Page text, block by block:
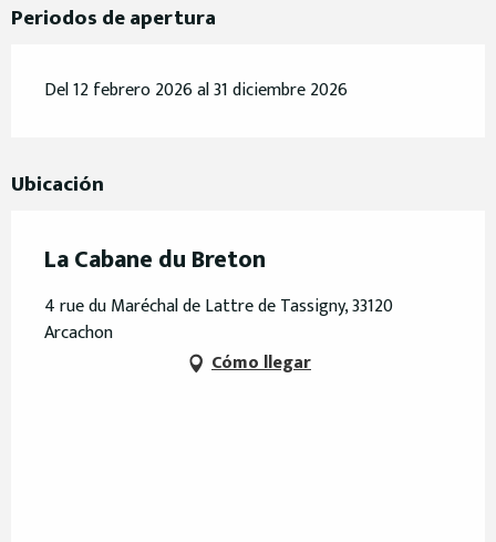
Periodos de apertura
Del 12 febrero 2026 al 31 diciembre 2026
Ubicación
La Cabane du Breton
4 rue du Maréchal de Lattre de Tassigny, 33120
Arcachon
Cómo llegar